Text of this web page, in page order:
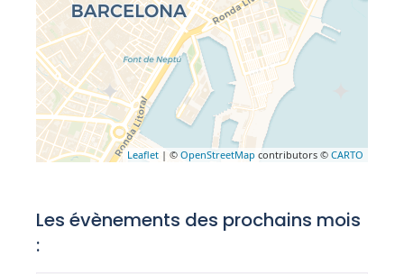
Leaflet | © OpenStreetMap contributors © CARTO
Les évènements des prochains mois
: